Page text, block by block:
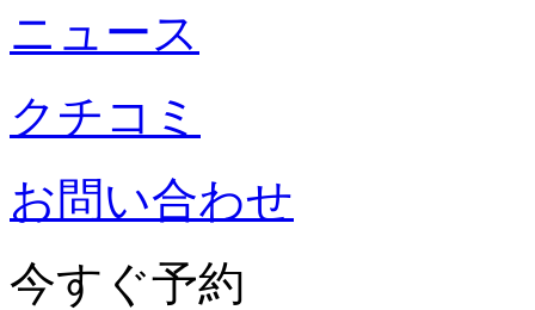
ニュース
クチコミ
お問い合わせ
今すぐ予約